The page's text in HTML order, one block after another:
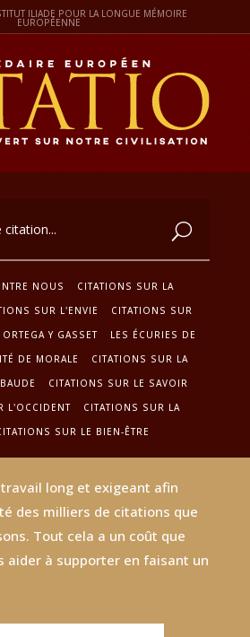
ILIADE POUR LA LONGUE MÉMOIRE
EUROPÉENNE
NOUS
CITATIONS SUR LA
SUR L'ENVIE
CITATIONS SUR
ORTEGA Y GASSET
LES ÉCURIES DE
DE MORALE
CITATIONS SUR LA
CITATIONS SUR LE SAVOIR
L'OCCIDENT
CITATIONS SUR LA
SUR LE BIEN-ÊTRE
long et exigeant afin
des milliers de citations que
Tout cela a un coût que
aider à supporter en faisant un